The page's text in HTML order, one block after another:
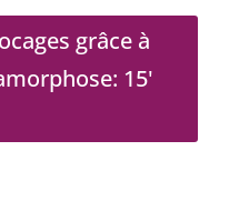
grâce à
15'